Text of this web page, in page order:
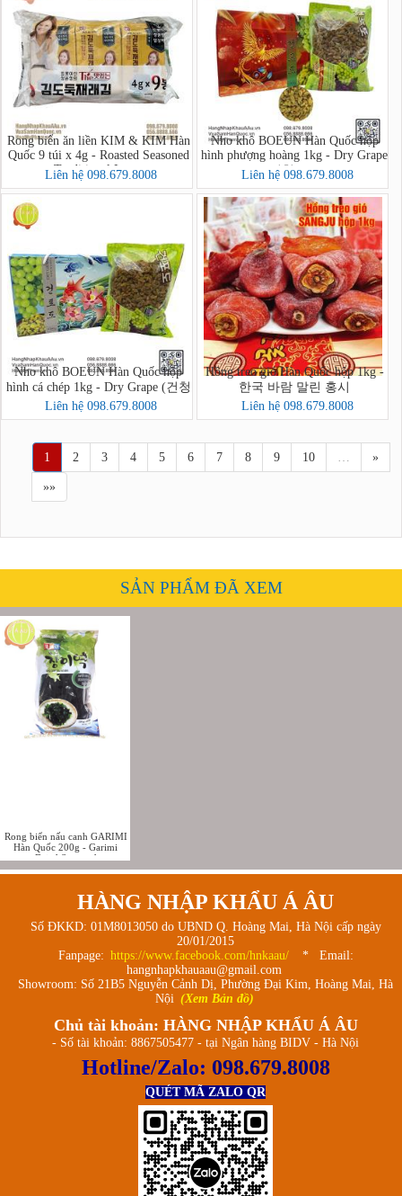
Rong biển ăn liền KIM & KIM Hàn
Quốc 9 túi x 4g - Roasted Seasoned
Traditional Laver
Liên hệ 098.679.8008
Nho khô BOEUN Hàn Quốc hộp
hình phượng hoàng 1kg - Dry Grape
(건청포도)
Liên hệ 098.679.8008
Nho khô BOEUN Hàn Quốc hộp
hình cá chép 1kg - Dry Grape (건청
포도)
Liên hệ 098.679.8008
Hồng treo gió Hàn Quốc hộp 1kg -
한국 바람 말린 홍시
Liên hệ 098.679.8008
1 2 3 4 5 6 7 8 9 10 »
»»
SẢN PHẨM ĐÃ XEM
Rong biển nấu canh GARIMI
Hàn Quốc 200g - Garimi
Dried Seaweed
HÀNG NHẬP KHẨU Á ÂU
Số ĐKKD: 01M8013050 do UBND Q. Hoàng Mai, Hà Nội cấp ngày
20/01/2015
Fanpage: https://www.facebook.com/hnkaau/
* Email:
hangnhapkhauaau@gmail.com
Showroom: Số 21B5 Nguyễn Cảnh Dị, Phường Đại Kim, Hoàng Mai, Hà
Nội (Xem Bản đồ)
Chủ tài khoản: HÀNG NHẬP KHẨU Á ÂU
- Số tài khoản: 8867505477 - tại Ngân hàng BIDV - Hà Nội
Hotline/Zalo: 098.679.8008
QUÉT MÃ ZALO QR